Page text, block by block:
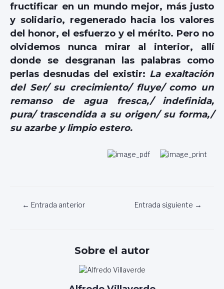
fructificar en un mundo mejor, más justo
y solidario, regenerado hacia los valores
del honor, el esfuerzo y el mérito. Pero no
olvidemos nunca mirar al interior, allí
donde se desgranan las palabras como
perlas desnudas del existir: La exaltación
del Ser/ su crecimiento/ fluye/ como un
remanso de agua fresca,/ indefinida,
pura/ trascendida a su origen/ su forma,/
su azarbe y limpio estero.
Navegación
← Entrada anterior Entrada siguiente →
Sobre el autor